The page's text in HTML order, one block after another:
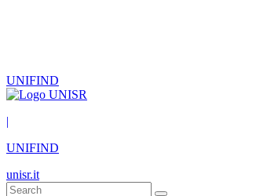
UNIFIND
|
UNIFIND
unisr.it